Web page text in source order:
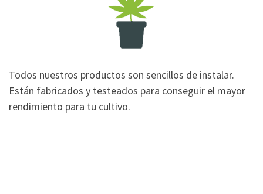
Todos nuestros productos son sencillos de instalar.
Están fabricados y testeados para conseguir el mayor
rendimiento para tu cultivo.